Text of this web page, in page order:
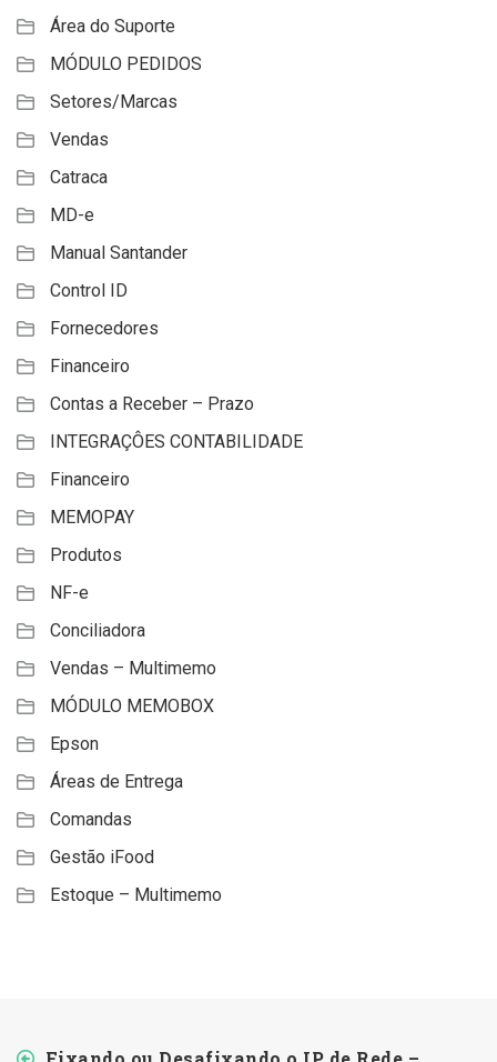
Área do Suporte
MÓDULO PEDIDOS
Setores/Marcas
Vendas
Catraca
MD-e
Manual Santander
Control ID
Fornecedores
Financeiro
Contas a Receber – Prazo
INTEGRAÇÔES CONTABILIDADE
Financeiro
MEMOPAY
Produtos
NF-e
Conciliadora
Vendas – Multimemo
MÓDULO MEMOBOX
Epson
Áreas de Entrega
Comandas
Gestão iFood
Estoque – Multimemo